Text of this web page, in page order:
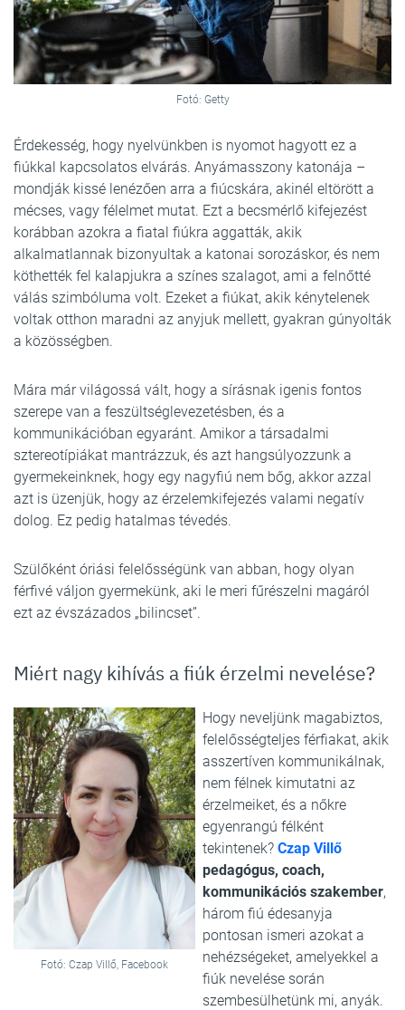
Fotó: Getty
Érdekesség, hogy nyelvünkben is nyomot hagyott ez a
fiúkkal kapcsolatos elvárás. Anyámasszony katonája –
mondják kissé lenézően arra a fiúcskára, akinél eltörött a
mécses, vagy félelmet mutat. Ezt a becsmérlő kifejezést
korábban azokra a fiatal fiúkra aggatták, akik
alkalmatlannak bizonyultak a katonai sorozáskor, és nem
köthették fel kalapjukra a színes szalagot, ami a felnőtté
válás szimbóluma volt. Ezeket a fiúkat, akik kénytelenek
voltak otthon maradni az anyjuk mellett, gyakran gúnyolták
a közösségben.
Mára már világossá vált, hogy a sírásnak igenis fontos
szerepe van a feszültséglevezetésben, és a
kommunikációban egyaránt. Amikor a társadalmi
sztereotípiákat mantrázzuk, és azt hangsúlyozzunk a
gyermekeinknek, hogy egy nagyfiú nem bőg, akkor azzal
azt is üzenjük, hogy az érzelemkifejezés valami negatív
dolog. Ez pedig hatalmas tévedés.
Szülőként óriási felelősségünk van abban, hogy olyan
férfivé váljon gyermekünk, aki le meri fűrészelni magáról
ezt az évszázados „bilincset”.
Miért nagy kihívás a fiúk érzelmi nevelése?
Fotó: Czap Villő, Facebook
Hogy neveljünk magabiztos,
felelősségteljes férfiakat, akik
asszertíven kommunikálnak,
nem félnek kimutatni az
érzelmeiket, és a nőkre
egyenrangú félként
tekintenek? Czap Villő
pedagógus, coach,
kommunikációs szakember,
három fiú édesanyja
pontosan ismeri azokat a
nehézségeket, amelyekkel a
fiúk nevelése során
szembesülhetünk mi, anyák.